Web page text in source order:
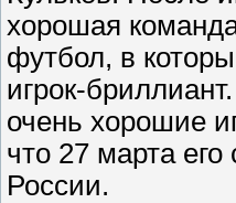
хорошая
футбол, в
игрок-
очень хорошие
что 27 марта
России.